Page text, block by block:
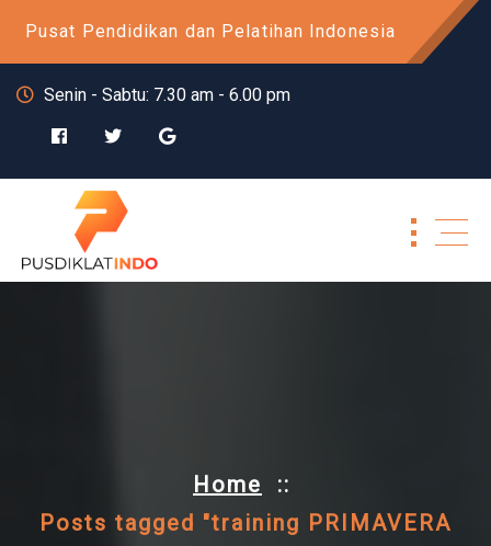
Pusat Pendidikan dan Pelatihan Indonesia
Senin - Sabtu: 7.30 am - 6.00 pm
Home ::
Posts tagged "training PRIMAVERA